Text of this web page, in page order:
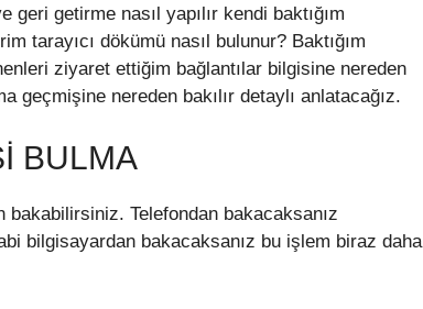
getirme nasıl yapılır kendi baktığım
tarayıcı dökümü nasıl bulunur? Baktığım
ziyaret ettiğim bağlantılar bilgisine nereden
geçmişine nereden bakılır detaylı anlatacağız.
BULMA
Telefondan bakacaksanız
bilgisayardan bakacaksanız bu işlem biraz daha